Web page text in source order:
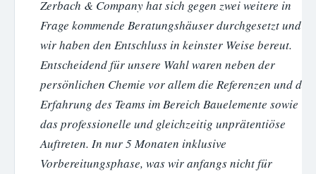
Zerbach & Company hat sich gegen zwei weitere in
Frage kommende Beratungshäuser durchgesetzt und
wir haben den Entschluss in keinster Weise bereut.
Entscheidend für unsere Wahl waren neben der
persönlichen Chemie vor allem die Referenzen und die
Erfahrung des Teams im Bereich Bauelemente sowie
das professionelle und gleichzeitig unprätentiöse
Auftreten. In nur 5 Monaten inklusive
Vorbereitungsphase, was wir anfangs nicht für